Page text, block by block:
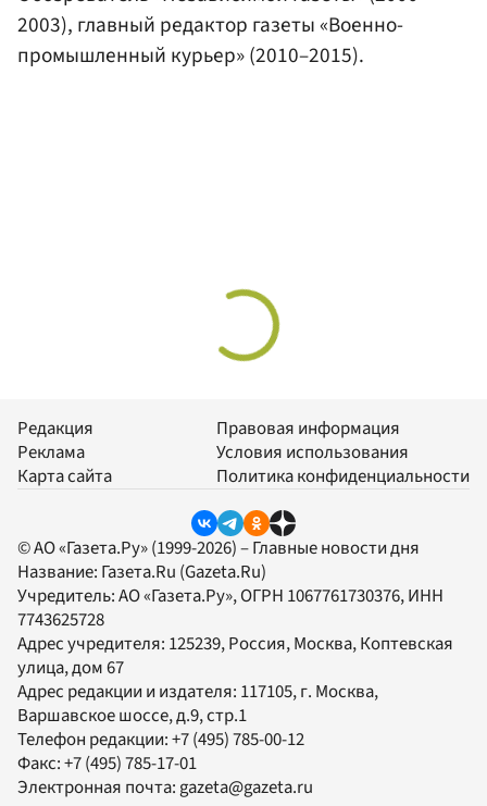
2003), главный редактор газеты «Военно-
промышленный курьер» (2010–2015).
Редакция
Реклама
Карта сайта
Правовая информация
Условия использования
Политика конфиденциальности
© АО «Газета.Ру» (1999-2026) – Главные новости дня
Название: Газета.Ru (Gazeta.Ru)
Учредитель:АО «Газета.Ру», ОГРН 1067761730376, ИНН
7743625728
Адрес учредителя: 125239, Россия, Москва, Коптевская
улица, дом 67
Адрес редакции и издателя: 117105, г. Москва,
Варшавское шоссе, д.9, стр.1
Телефон редакции:+7 (495) 785-00-12
Факс:+7 (495) 785-17-01
Электронная почта:gazeta@gazeta.ru